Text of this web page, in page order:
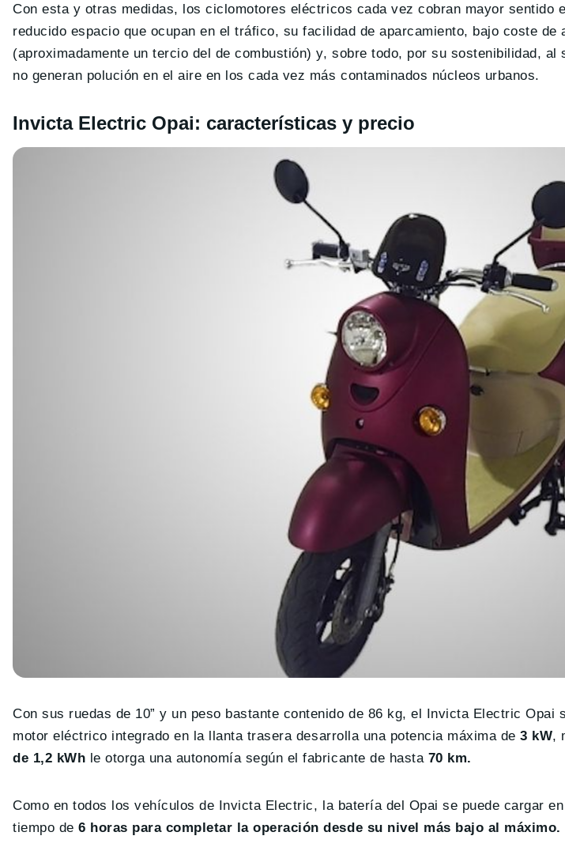
Con esta y otras medidas, los ciclomotores eléctricos cada vez cobran mayor sentido
reducido espacio que ocupan en el tráfico, su facilidad de aparcamiento, bajo coste de
(aproximadamente un tercio del de combustión) y, sobre todo, por su sostenibilidad,
no generan polución en el aire en los cada vez más contaminados núcleos urbanos.
Invicta Electric Opai: características y precio
Con sus ruedas de 10” y un peso bastante contenido de 86 kg, el Invicta Electric
motor eléctrico integrado en la llanta trasera desarrolla una potencia máxima de 3 kW,
de 1,2 kWh le otorga una autonomía según el fabricante de hasta 70 km.
Como en todos los vehículos de Invicta Electric, la batería del Opai se puede cargar
tiempo de 6 horas para completar la operación desde su nivel más bajo al máximo.